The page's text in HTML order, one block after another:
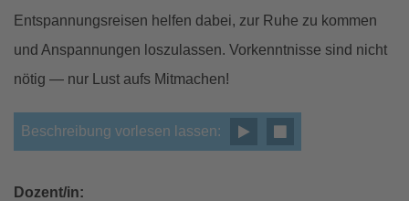
Entspannungsreisen helfen dabei, zur Ruhe zu kommen
und Anspannungen loszulassen. Vorkenntnisse sind nicht
nötig — nur Lust aufs Mitmachen!
Beschreibung vorlesen lassen:
Dozent/in: